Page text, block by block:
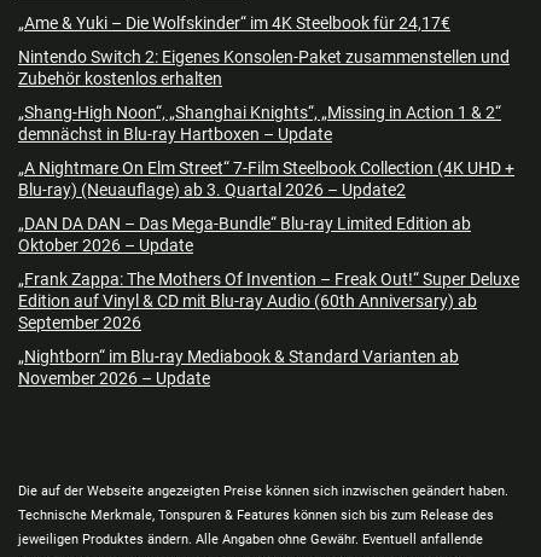
„Ame & Yuki – Die Wolfskinder“ im 4K Steelbook für 24,17€
Nintendo Switch 2: Eigenes Konsolen-Paket zusammenstellen und
Zubehör kostenlos erhalten
„Shang-High Noon“, „Shanghai Knights“, „Missing in Action 1 & 2“
demnächst in Blu-ray Hartboxen – Update
„A Nightmare On Elm Street“ 7-Film Steelbook Collection (4K UHD +
Blu-ray) (Neuauflage) ab 3. Quartal 2026 – Update2
„DAN DA DAN – Das Mega-Bundle“ Blu-ray Limited Edition ab
Oktober 2026 – Update
„Frank Zappa: The Mothers Of Invention – Freak Out!“ Super Deluxe
Edition auf Vinyl & CD mit Blu-ray Audio (60th Anniversary) ab
September 2026
„Nightborn“ im Blu-ray Mediabook & Standard Varianten ab
November 2026 – Update
Die auf der Webseite angezeigten Preise können sich inzwischen geändert haben.
Technische Merkmale, Tonspuren & Features können sich bis zum Release des
jeweiligen Produktes ändern. Alle Angaben ohne Gewähr. Eventuell anfallende